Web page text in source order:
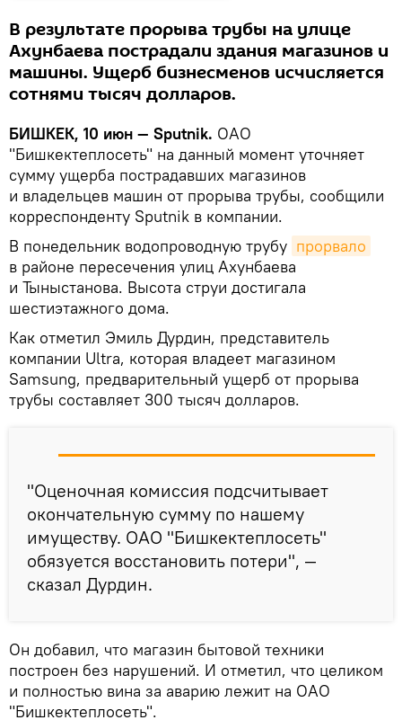
В результате прорыва трубы на улице
Ахунбаева пострадали здания магазинов и
машины. Ущерб бизнесменов исчисляется
сотнями тысяч долларов.
БИШКЕК, 10 июн — Sputnik. ОАО
"Бишкектеплосеть" на данный момент уточняет
сумму ущерба пострадавших магазинов
и владельцев машин от прорыва трубы, сообщили
корреспонденту Sputnik в компании.
В понедельник водопроводную трубу прорвало
в районе пересечения улиц Ахунбаева
и Тыныстанова. Высота струи достигала
шестиэтажного дома.
Как отметил Эмиль Дурдин, представитель
компании Ultra, которая владеет магазином
Samsung, предварительный ущерб от прорыва
трубы составляет 300 тысяч долларов.
"Оценочная комиссия подсчитывает
окончательную сумму по нашему
имуществу. ОАО "Бишкектеплосеть"
обязуется восстановить потери", —
сказал Дурдин.
Он добавил, что магазин бытовой техники
построен без нарушений. И отметил, что целиком
и полностью вина за аварию лежит на ОАО
"Бишкектеплосеть".